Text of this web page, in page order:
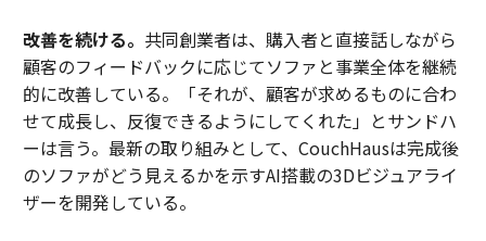
改善を続ける。 共同創業者は、購入者と直接話しながら
顧客のフィードバックに応じてソファと事業全体を継続
的に改善している。「それが、顧客が求めるものに合わ
せて成長し、反復できるようにしてくれた」とサンドハ
ーは言う。最新の取り組みとして、CouchHausは完成後
のソファがどう見えるかを示すAI搭載の3Dビジュアライ
ザーを開発している。